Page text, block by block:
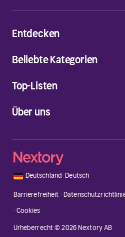
Über uns
Entdecken
Beliebte Kategorien
Top-Listen
🇩🇪 Deutschland·Deutsch
Barrierefreiheit ·
·Cookies
Urheberrecht © 2026 Nextory AB